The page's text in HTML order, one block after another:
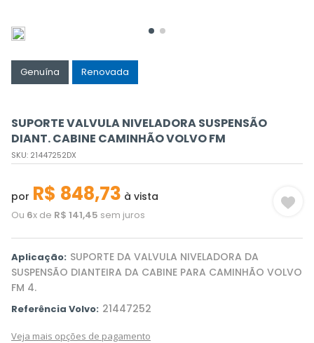
Genuína Renovada
SUPORTE VALVULA NIVELADORA SUSPENSÃO
DIANT. CABINE CAMINHÃO VOLVO FM
SKU: 21447252DX
por R$ 848,73 à vista
Ou 6x de R$ 141,45 sem juros
Aplicação: SUPORTE DA VALVULA NIVELADORA DA
SUSPENSÃO DIANTEIRA DA CABINE PARA CAMINHÃO VOLVO
FM 4.
Referência Volvo: 21447252
Veja mais opções de pagamento